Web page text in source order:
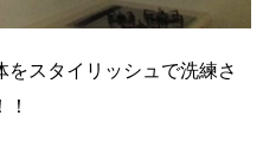
スタイリッシュで洗練さ